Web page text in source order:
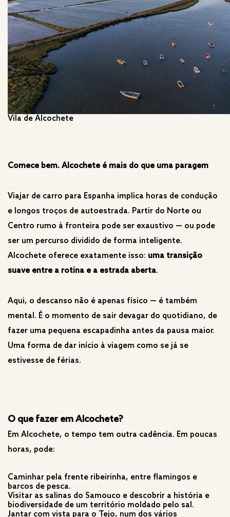
Vila de Alcochete
Comece bem. Alcochete é mais do que uma paragem
Viajar de carro para Espanha implica horas de condução
e longos troços de autoestrada. Partir do Norte ou
Centro rumo à fronteira pode ser exaustivo — ou pode
ser um percurso dividido de forma inteligente.
Alcochete oferece exatamente isso: uma transição
suave entre a rotina e a estrada aberta.
Aqui, o descanso não é apenas físico — é também
mental. É o momento de sair devagar do quotidiano, de
fazer uma pequena escapadinha antes da pausa maior.
Uma forma de dar início à viagem como se já se
estivesse de férias.
O que fazer em Alcochete?
Em Alcochete, o tempo tem outra cadência. Em poucas
horas, pode:
Caminhar pela frente ribeirinha, entre flamingos e
barcos de pesca.
Visitar as salinas do Samouco e descobrir a história e
biodiversidade de um território moldado pelo sal.
Jantar com vista para o Tejo, num dos vários